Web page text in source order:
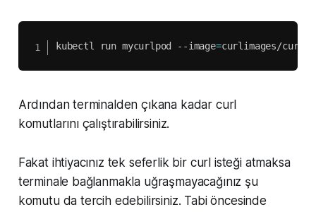
kubectl run mycurlpod --image=curlimages/
Ardından terminalden çıkana kadar curl
komutlarını çalıştırabilirsiniz.
Fakat ihtiyacınız tek seferlik bir curl isteği atmaksa
terminale bağlanmakla uğraşmayacağınız şu
komutu da tercih edebilirsiniz. Tabi öncesinde